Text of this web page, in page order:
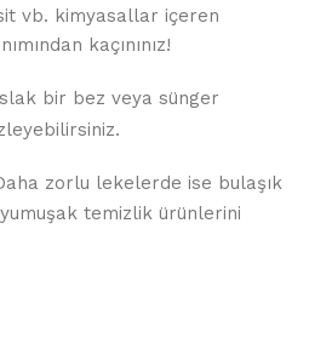
vb. kimyasallar içeren
kaçınınız!
bir bez veya sünger
zorlu lekelerde ise bulaşık
yumuşak temizlik ürünlerini